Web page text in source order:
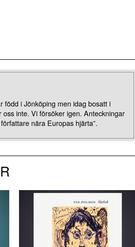
född i Jönköping men idag bosatt i
oss inte. Vi försöker igen. Anteckningar
nära Europas hjärta”.